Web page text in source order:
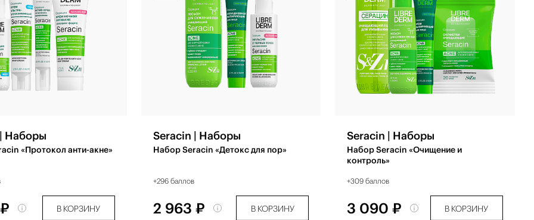
Наборы
«Протокол анти-акне»
В КОРЗИНУ
Seracin | Наборы
Набор Seracin «Детокс для пор»
+296 баллов
2 963 ₽ В КОРЗИНУ
Seracin | Наборы
Набор Seracin «Очищение и
контроль»
+309 баллов
3 090 ₽ В КОРЗИНУ